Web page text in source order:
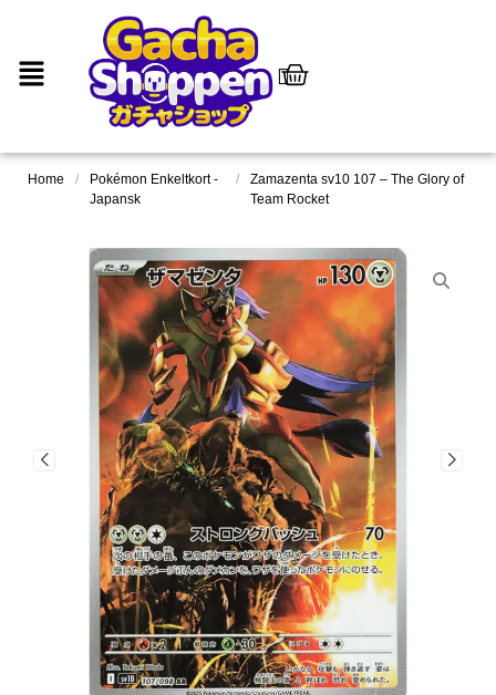
Home /
Pokémon Enkeltkort -
Japansk
/
Zamazenta sv10 107 – The Glory of
Team Rocket